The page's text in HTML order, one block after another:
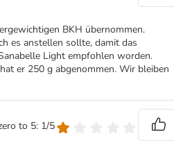
BKH übernommen.
es anstellen sollte, damit das
Light empfohlen worden.
er 250 g abgenommen. Wir bleiben
to 5: 1/5